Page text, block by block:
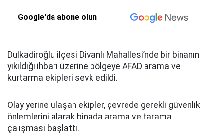
Google'da abone olun
Dulkadiroğlu ilçesi Divanlı Mahallesi’nde bir binanın
yıkıldığı ihbarı üzerine bölgeye AFAD arama ve
kurtarma ekipleri sevk edildi.
Olay yerine ulaşan ekipler, çevrede gerekli güvenlik
önlemlerini alarak binada arama ve tarama
çalışması başlattı.